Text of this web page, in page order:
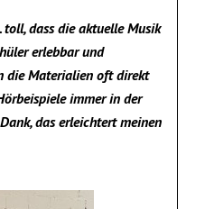
toll, dass die aktuelle Musik
erlebbar und
die Materialien oft direkt
immer in der
das erleichtert meinen